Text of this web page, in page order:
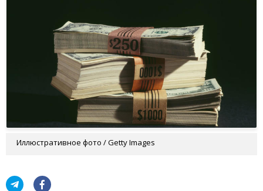
Иллюстративное фото / Getty Images